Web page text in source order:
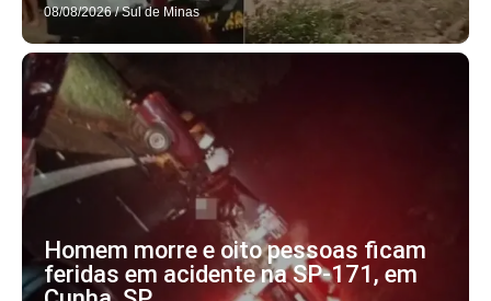
08/08/2026 / Sul de Minas
Homem morre e oito pessoas ficam
feridas em acidente na SP-171, em